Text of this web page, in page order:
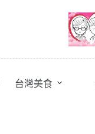
台灣美食